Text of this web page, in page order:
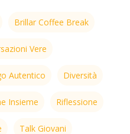
Brillar Coffee Break
Vere
Autentico Diversità
Insieme Riflessione
Talk Giovani